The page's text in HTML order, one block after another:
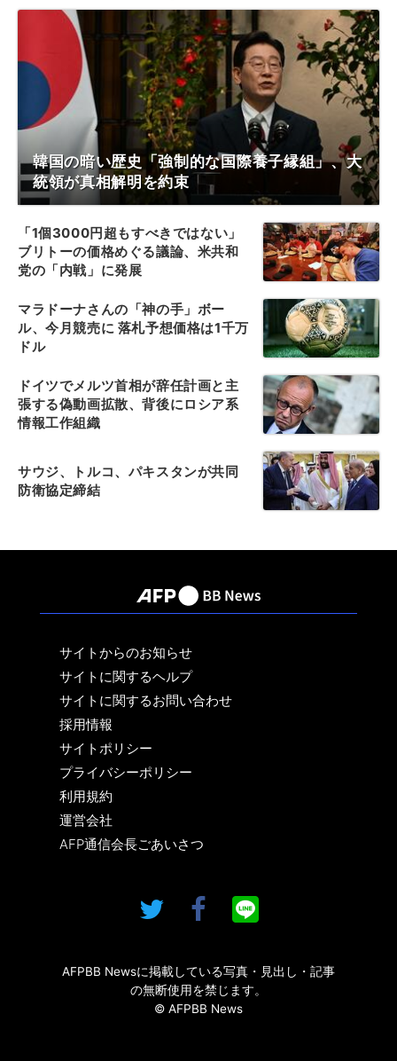
韓国の暗い歴史「強制的な国際養子縁組」、大
統領が真相解明を約束
「1個3000円超もすべきではない」
ブリトーの価格めぐる議論、米共和
党の「内戦」に発展
マラドーナさんの「神の手」ボー
ル、今月競売に 落札予想価格は1千万
ドル
ドイツでメルツ首相が辞任計画と主
張する偽動画拡散、背後にロシア系
情報工作組織
サウジ、トルコ、パキスタンが共同
防衛協定締結
サイトからのお知らせ
サイトに関するヘルプ
サイトに関するお問い合わせ
採用情報
サイトポリシー
プライバシーポリシー
利用規約
運営会社
AFP通信会長ごあいさつ
AFPBB Newsに掲載している写真・見出し・記事
の無断使用を禁じます。
© AFPBB News